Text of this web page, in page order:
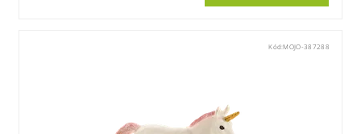
Kód:MOJO-387288